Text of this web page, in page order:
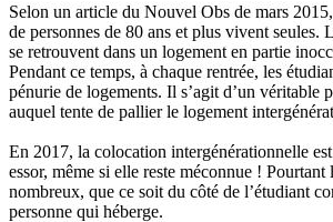
Selon un article du Nouvel Obs de mars
de personnes de 80 ans et plus vivent seules.
se retrouvent dans un logement en partie
Pendant ce temps, à chaque rentrée, les
pénurie de logements. Il s’agit d’un véritable
auquel tente de pallier le logement
En 2017, la colocation intergénérationnelle
essor, même si elle reste méconnue ! Pourtant
nombreux, que ce soit du côté de l’étudiant
personne qui héberge.